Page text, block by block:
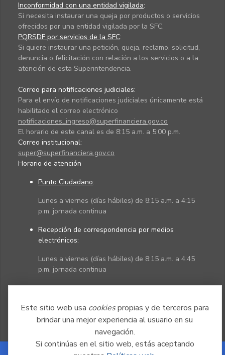
Este sitio web usa cookiespropias y de terceros para
brindar una mejor experiencia al usuario en su
navegación.
Si continúas en el sitio web, estás aceptando
Inconformidad con una entidad vigilada:
Si necesita instaurar una queja por productos o servicios
ofrecidos por una entidad vigilada por la SFC.
PQRSDF por servicios de la SFC:
Si quiere instaurar una petición, queja, reclamo, solicitud,
denuncia o felicitación con relación a los servicios o a la
atención de esta Superintendencia.
Correo para notificaciones judiciales:
Para el envío de notificaciones judiciales únicamente está
habilitado el correo electrónico
notificaciones_ingreso@superfinanciera.gov.co
El horario de este canal es de 8:15 a.m. a 5:00 p.m.
Correo institucional:
super@superfinanciera.gov.co
Horario de atención
Punto Ciudadano:
Lunes a viernes (días hábiles) de 8:15 a.m. a 4:15
p.m. jornada continua
Recepción de correspondencia por medios
electrónicos:
Lunes a viernes (días hábiles) de 8:15 a.m. a 4:45
p.m. jornada continua